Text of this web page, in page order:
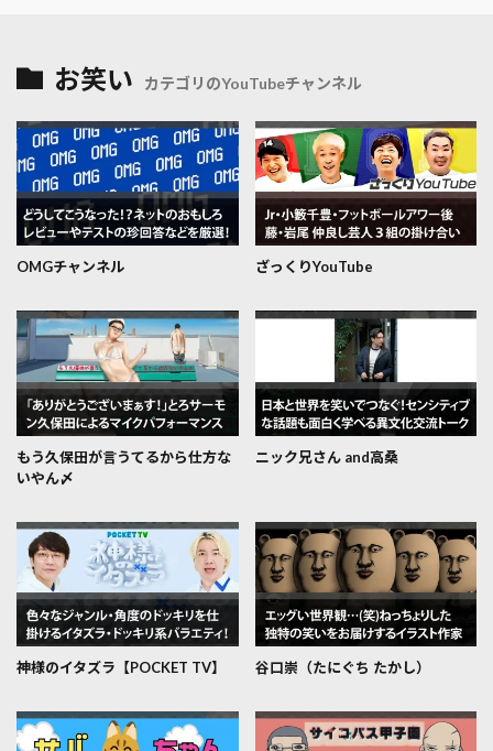
お笑い カテゴリのYouTubeチャンネル
OMGチャンネル ざっくりYouTube
もう久保田が言うてるから仕方な
いやん〆
ニック兄さん and高桑
神様のイタズラ【POCKET TV】 谷口崇（たにぐち たかし）